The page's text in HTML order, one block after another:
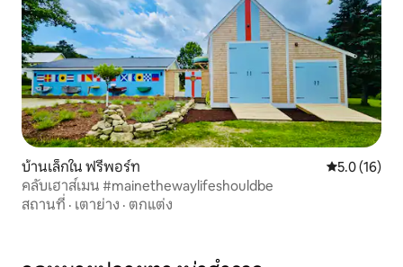
บ้านเล็กใน ฟรีพอร์ท คะแนนเฉลี่ย
5.0 (16)
คลับเฮาส์เมน #mainethewaylifeshouldbe
สถานที่ · เตาย่าง · ตกแต่ง